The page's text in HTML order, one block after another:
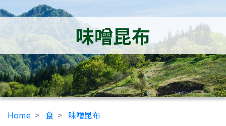
味噌昆布
Home 食 味噌昆布